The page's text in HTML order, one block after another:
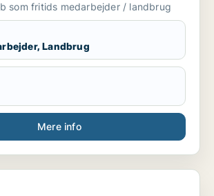
som fritids medarbejder / landbrug
Landbrug
Mere info
som administrativ medarbejder /